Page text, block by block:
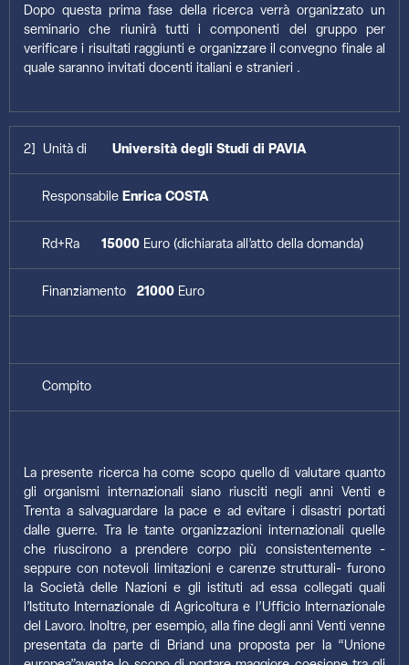
Dopo questa prima fase della ricerca verrà organizzato un
seminario che riunirà tutti i componenti del gruppo per
verificare i risultati raggiunti e organizzare il convegno finale al
quale saranno invitati docenti italiani e stranieri .
2] Unità di Università degli Studi di PAVIA
Responsabile Enrica COSTA
Rd+Ra 15000 Euro (dichiarata all’atto della domanda)
Finanziamento 21000 Euro
Compito
La presente ricerca ha come scopo quello di valutare quanto
gli organismi internazionali siano riusciti negli anni Venti e
Trenta a salvaguardare la pace e ad evitare i disastri portati
dalle guerre. Tra le tante organizzazioni internazionali quelle
che riuscirono a prendere corpo più consistentemente -
seppure con notevoli limitazioni e carenze strutturali- furono
la Società delle Nazioni e gli istituti ad essa collegati quali
l’Istituto Internazionale di Agricoltura e l’Ufficio Internazionale
del Lavoro. Inoltre, per esempio, alla fine degli anni Venti venne
presentata da parte di Briand una proposta per la “Unione